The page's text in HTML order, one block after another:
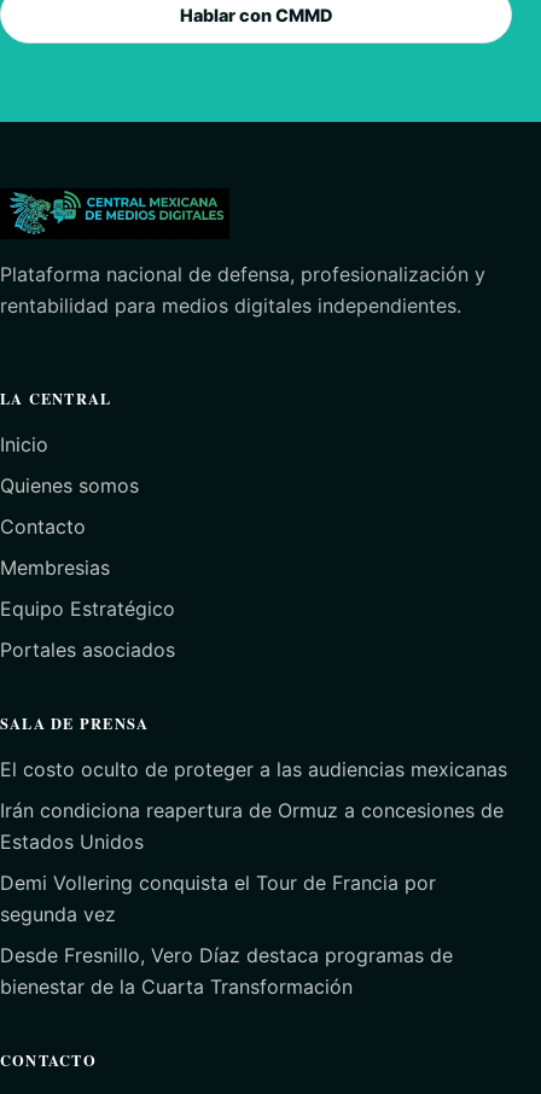
Hablar con CMMD
Plataforma nacional de defensa, profesionalización y
rentabilidad para medios digitales independientes.
LA CENTRAL
Inicio
Quienes somos
Contacto
Membresias
Equipo Estratégico
Portales asociados
SALA DE PRENSA
El costo oculto de proteger a las audiencias mexicanas
Irán condiciona reapertura de Ormuz a concesiones de
Estados Unidos
Demi Vollering conquista el Tour de Francia por
segunda vez
Desde Fresnillo, Vero Díaz destaca programas de
bienestar de la Cuarta Transformación
CONTACTO